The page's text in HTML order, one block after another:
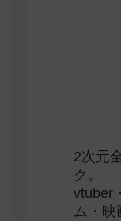
2次元
ク。
vtuber
ム・映